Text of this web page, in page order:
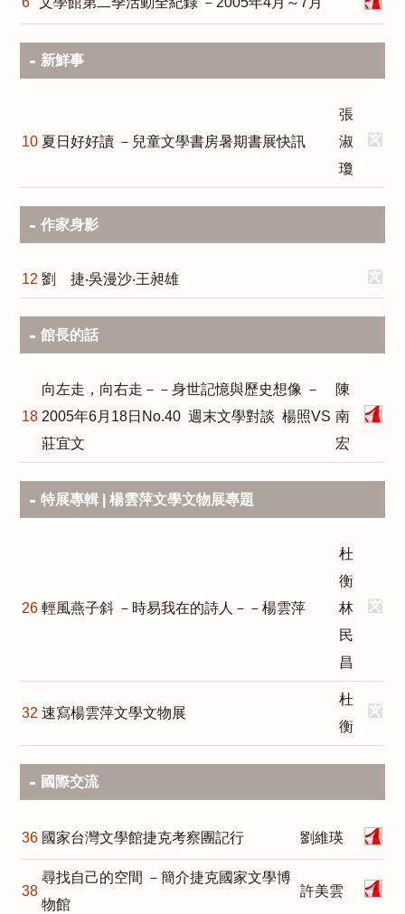
新鮮事
10 夏日好好讀 －兒童文學書房暑期書展快訊
張
淑
瓊
作家身影
12 劉 捷‧吳漫沙‧王昶雄
館長的話
18
向左走，向右走－－身世記憶與歷史想像 －
2005年6月18日No.40 週末文學對談 楊照VS
莊宜文
陳
南
宏
特展專輯 | 楊雲萍文學文物展專題
26 輕風燕子斜 －時易我在的詩人－－楊雲萍
杜
衡
林
民
昌
32 速寫楊雲萍文學文物展
杜
衡
國際交流
36 國家台灣文學館捷克考察團記行 劉維瑛
38
尋找自己的空間 －簡介捷克國家文學博
物館
許美雲